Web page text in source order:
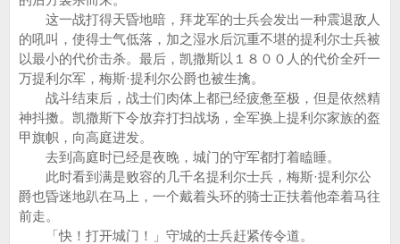
这一战打得天昏地暗，拜龙军的士兵会发出一种震退敌人
的吼叫，使得士气低落，加之湿水后沉重不堪的提利尔士兵被
以最小的代价击杀。最后，凯撒斯以１８００人的代价全歼一
万提利尔军，梅斯·提利尔公爵也被生擒。
战斗结束后，战士们肉体上都已经疲惫至极，但是依然精
神抖擞。凯撒斯下令放弃打扫战场，全军换上提利尔家族的盔
甲旗帜，向高庭进发。
去到高庭时已经是夜晚，城门的守军都打着瞌睡。
此时看到满是败容的几千名提利尔士兵，梅斯·提利尔公
爵也昏迷地趴在马上，一个戴着头环的骑士正扶着他牵着马往
前走。
「快！打开城门！」守城的士兵赶紧传令道。